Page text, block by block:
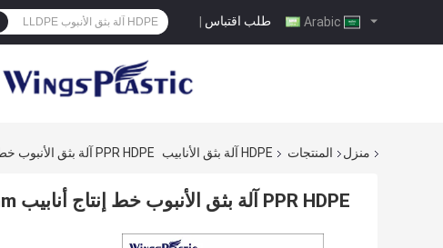
طلب اقتباس |
منزل المنتجات HDPE آلة بثق الأنابيب PPR HDPE آلة بثق الأنبوب خط إنتاج أنابيب HDPE 16-63mm
PPR HDPE آلة بثق الأنبوب خط إنتاج أنابيب HDPE 16-63mm